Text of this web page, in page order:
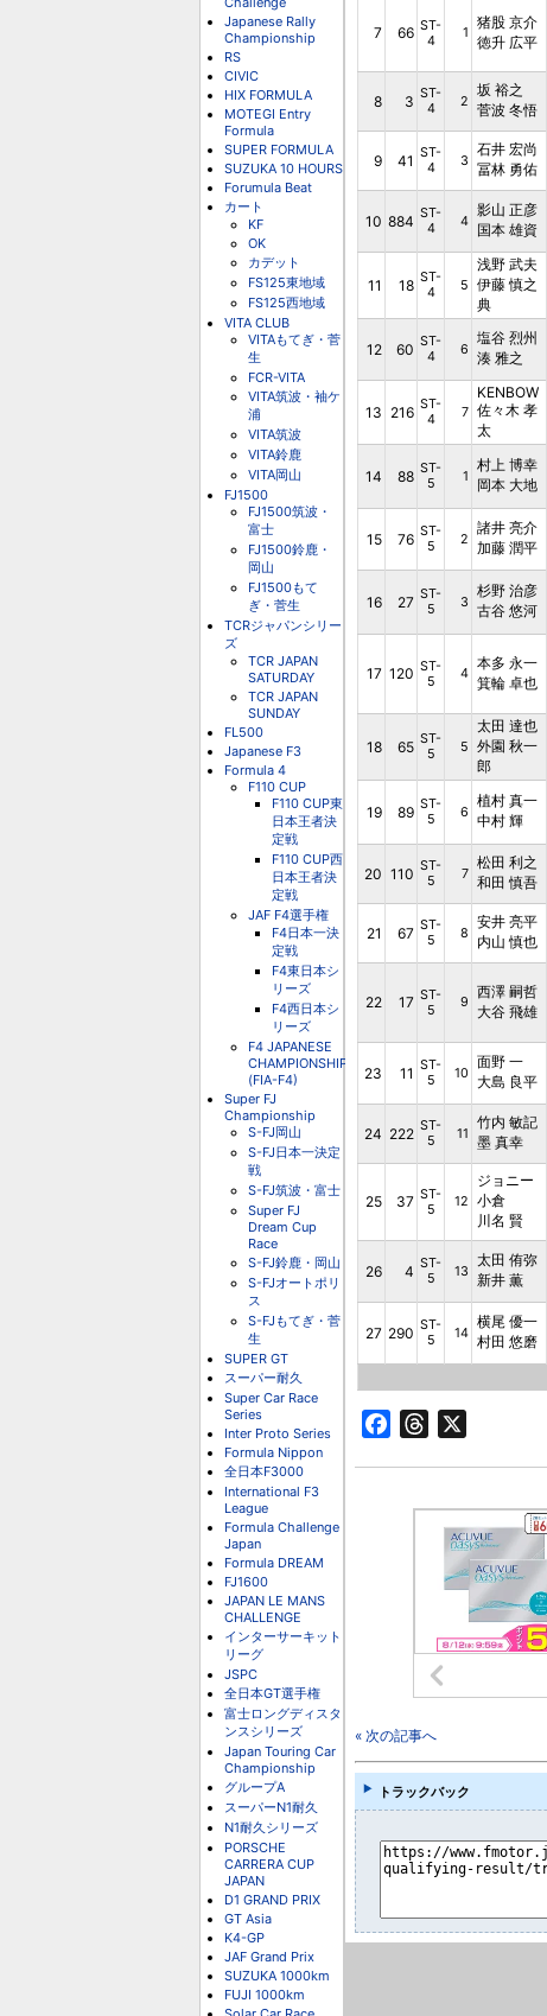
Japanese Rally
Championship
RS
CIVIC
HIX FORMULA
MOTEGI Entry
Formula
SUPER FORMULA
SUZUKA 10 HOURS
Forumula Beat
カート
KF
OK
カデット
FS125東地域
FS125西地域
VITA CLUB
VITAもてぎ・菅
生
FCR-VITA
VITA筑波・袖ケ
浦
VITA筑波
VITA鈴鹿
VITA岡山
FJ1500
FJ1500筑波・
富士
FJ1500鈴鹿・
岡山
FJ1500もて
ぎ・菅生
TCRジャパンシリー
ズ
TCR JAPAN
SATURDAY
TCR JAPAN
SUNDAY
FL500
Japanese F3
Formula 4
F110 CUP
F110 CUP東
日本王者決
定戦
F110 CUP西
日本王者決
定戦
JAF F4選手権
F4日本一決
定戦
F4東日本シ
リーズ
F4西日本シ
リーズ
F4 JAPANESE
CHAMPIONSHIP
(FIA-F4)
Super FJ
Championship
S-FJ岡山
S-FJ日本一決定
戦
S-FJ筑波・富士
Super FJ
Dream Cup
Race
S-FJ鈴鹿・岡山
S-FJオートポリ
ス
S-FJもてぎ・菅
生
SUPER GT
スーパー耐久
Super Car Race
Series
Inter Proto Series
Formula Nippon
全日本F3000
International F3
League
Formula Challenge
Japan
Formula DREAM
FJ1600
JAPAN LE MANS
CHALLENGE
インターサーキット
リーグ
JSPC
全日本GT選手権
富士ロングディスタ
ンスシリーズ
Japan Touring Car
Championship
グループA
スーパーN1耐久
N1耐久シリーズ
PORSCHE
CARRERA CUP
JAPAN
D1 GRAND PRIX
GT Asia
K4-GP
JAF Grand Prix
SUZUKA 1000km
FUJI 1000km
7 66 ST-
4
1
猪股 京介
徳升 広平
8 3 ST-
4
2
坂 裕之
菅波 冬悟
9 41 ST-
4
3
石井 宏尚
冨林 勇佑
10 884 ST-
4
4
影山 正彦
国本 雄資
11 18 ST-
4
5
浅野 武夫
伊藤 慎之
典
12 60 ST-
4
6
塩谷 烈州
湊 雅之
13 216 ST-
4
7
KENBOW
佐々木 孝
太
14 88 ST-
5
1
村上 博幸
岡本 大地
15 76 ST-
5
2
諸井 亮介
加藤 潤平
16 27 ST-
5
3
杉野 治彦
古谷 悠河
17 120 ST-
5
4
本多 永一
箕輪 卓也
18 65 ST-
5
5
太田 達也
外園 秋一
郎
19 89 ST-
5
6
植村 真一
中村 輝
20 110 ST-
5
7
松田 利之
和田 慎吾
21 67 ST-
5
8
安井 亮平
内山 慎也
22 17 ST-
5
9
西澤 嗣哲
大谷 飛雄
23 11 ST-
5
10
面野 一
大島 良平
24 222 ST-
5
11
竹内 敏記
墨 真幸
25 37 ST-
5
12
ジョニー
小倉
川名 賢
26 4 ST-
5
13
太田 侑弥
新井 薫
27 290 ST-
5
14
横尾 優一
村田 悠磨
Facebook
Threads
« 次の記事へ
トラックバック